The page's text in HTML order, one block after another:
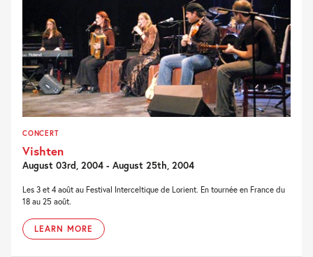
CONCERT
Vishten
August 03rd, 2004 - August 25th, 2004
Les 3 et 4 août au Festival Interceltique de Lorient. En tournée en France du
18 au 25 août.
LEARN MORE